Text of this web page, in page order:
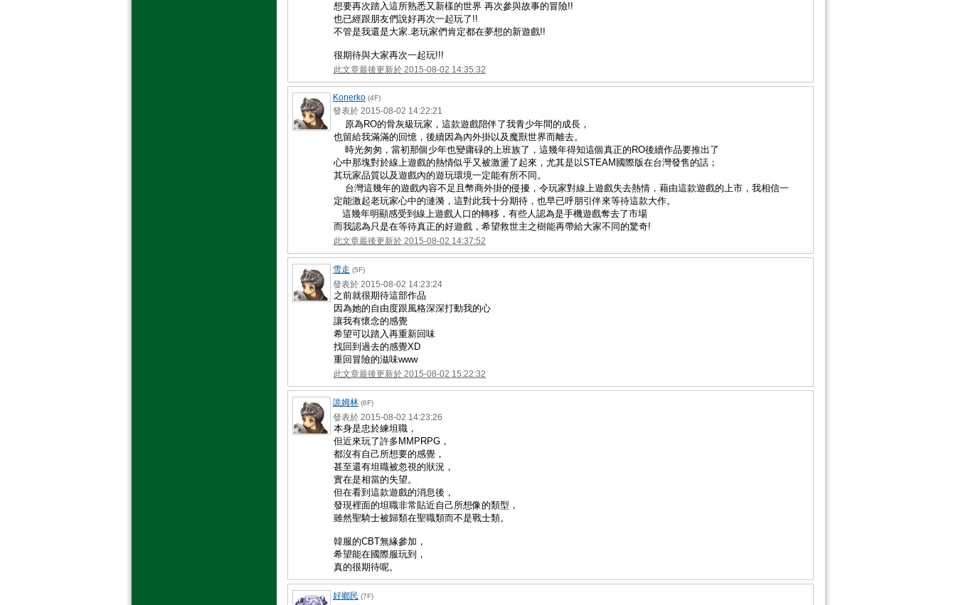
想要再次踏入這所熟悉又新樣的世界 再次參與故事的冒險!!
也已經跟朋友們說好再次一起玩了!!
不管是我還是大家.老玩家們肯定都在夢想的新遊戲!!
很期待與大家再次一起玩!!!
此文章最後更新於 2015-08-02 14:35:32
Konerko (4F)
發表於 2015-08-02 14:22:21
原為RO的骨灰級玩家，這款遊戲陪伴了我青少年間的成長，
也留給我滿滿的回憶，後續因為內外掛以及魔獸世界而離去。
時光匆匆，當初那個少年也變庸碌的上班族了，這幾年得知這個真正的RO後續作品要推出了
心中那塊對於線上遊戲的熱情似乎又被激盪了起來，尤其是以STEAM國際版在台灣發售的話；
其玩家品質以及遊戲內的遊玩環境一定能有所不同。
台灣這幾年的遊戲內容不足且幣商外掛的侵擾，令玩家對線上遊戲失去熱情，藉由這款遊戲的上市，我相信一
定能激起老玩家心中的漣漪，這對此我十分期待，也早已呼朋引伴來等待這款大作。
這幾年明顯感受到線上遊戲人口的轉移，有些人認為是手機遊戲奪去了市場
而我認為只是在等待真正的好遊戲，希望救世主之樹能再帶給大家不同的驚奇!
此文章最後更新於 2015-08-02 14:37:52
雪走 (5F)
發表於 2015-08-02 14:23:24
之前就很期待這部作品
因為她的自由度跟風格深深打動我的心
讓我有懷念的感覺
希望可以踏入再重新回味
找回到過去的感覺XD
重回冒險的滋味www
此文章最後更新於 2015-08-02 15:22:32
詭姆林 (6F)
發表於 2015-08-02 14:23:26
本身是忠於練坦職，
但近來玩了許多MMPRPG，
都沒有自己所想要的感覺，
甚至還有坦職被忽視的狀況，
實在是相當的失望。
但在看到這款遊戲的消息後，
發現裡面的坦職非常貼近自己所想像的類型，
雖然聖騎士被歸類在聖職類而不是戰士類。
韓服的CBT無緣參加，
希望能在國際服玩到，
真的很期待呢。
好鄉民 (7F)